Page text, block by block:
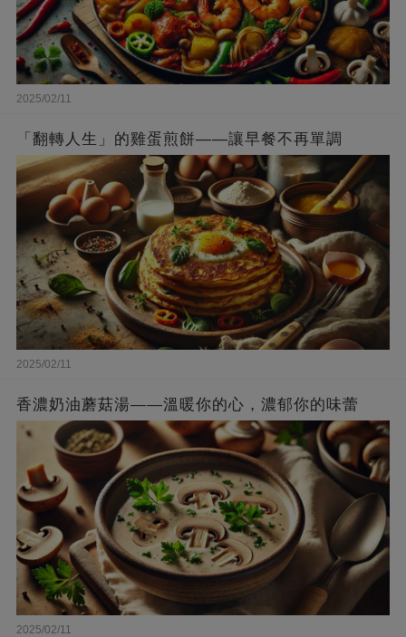
2025/02/11
「翻轉人生」的雞蛋煎餅——讓早餐不再單調
2025/02/11
香濃奶油蘑菇湯——溫暖你的心，濃郁你的味蕾
2025/02/11